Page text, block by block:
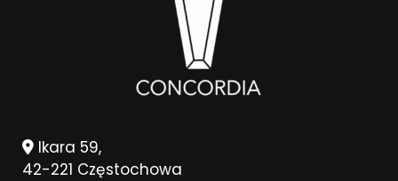
Ikara 59,
42-221 Częstochowa